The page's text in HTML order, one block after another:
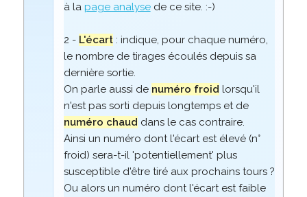
à la page analysede ce site. :-)
2 - L'écart: indique, pour chaque numéro,
le nombre de tirages écoulés depuis sa
dernière sortie.
On parle aussi de numéro froid lorsqu'il
n'est pas sorti depuis longtemps et de
numéro chaud dans le cas contraire.
Ainsi un numéro dont l'écart est élevé (n°
froid) sera-t-il 'potentiellement' plus
susceptible d'être tiré aux prochains tours ?
Ou alors un numéro dont l'écart est faible